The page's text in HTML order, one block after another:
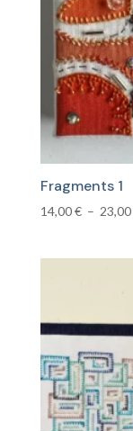
Fragments 1
14,00€ – 23,00